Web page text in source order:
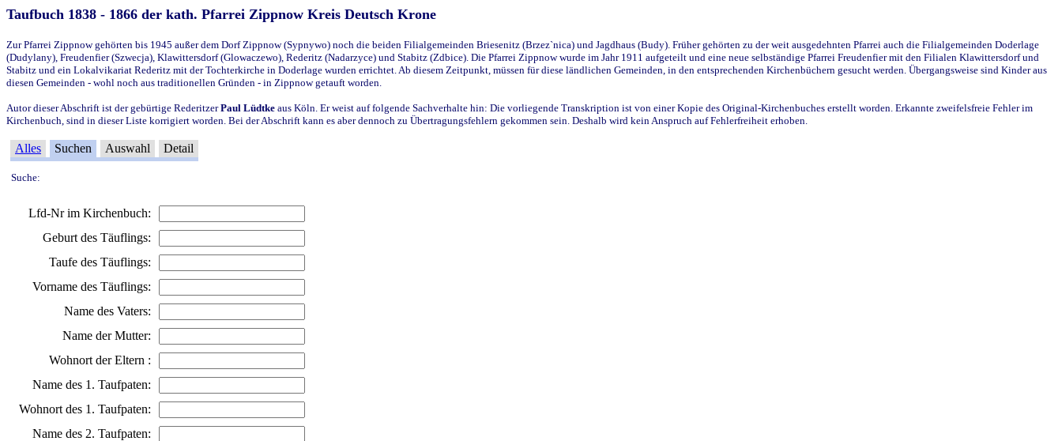
Taufbuch 1838 - 1866 der kath. Pfarrei Zippnow Kreis Deutsch Krone
Zur Pfarrei Zippnow gehörten bis 1945 außer dem Dorf Zippnow (Sypnywo) noch die beiden Filialgemeinden Briesenitz (Brzez`nica) und Jagdhaus (Budy). Früher gehörten zu der weit ausgedehnten Pfarrei auch die Filialgemeinden Doderlage
(Dudylany), Freudenfier (Szwecja), Klawittersdorf (Glowaczewo), Rederitz (Nadarzyce) und Stabitz (Zdbice). Die Pfarrei Zippnow wurde im Jahr 1911 aufgeteilt und eine neue selbständige Pfarrei Freudenfier mit den Filialen Klawittersdorf und
Stabitz und ein Lokalvikariat Rederitz mit der Tochterkirche in Doderlage wurden errichtet. Ab diesem Zeitpunkt, müssen für diese ländlichen Gemeinden, in den entsprechenden Kirchenbüchern gesucht werden. Übergangsweise sind Kinder aus
diesen Gemeinden - wohl noch aus traditionellen Gründen - in Zippnow getauft worden.
Autor dieser Abschrift ist der gebürtige RederitzerPaul Lüdtke aus Köln. Er weist auf folgende Sachverhalte hin: Die vorliegende Transkription ist von einer Kopie des Original-Kirchenbuches erstellt worden. Erkannte zweifelsfreie Fehler im
Kirchenbuch, sind in dieser Liste korrigiert worden. Bei der Abschrift kann es aber dennoch zu Übertragungsfehlern gekommen sein. Deshalb wird kein Anspruch auf Fehlerfreiheit erhoben.
Alles Suchen Auswahl Detail
Suche:
Lfd-Nr im Kirchenbuch:
Geburt des Täuflings:
Taufe des Täuflings:
Vorname des Täuflings:
Name des Vaters:
Name der Mutter:
Wohnort der Eltern :
Name des 1. Taufpaten:
Wohnort des 1. Taufpaten:
Name des 2. Taufpaten: